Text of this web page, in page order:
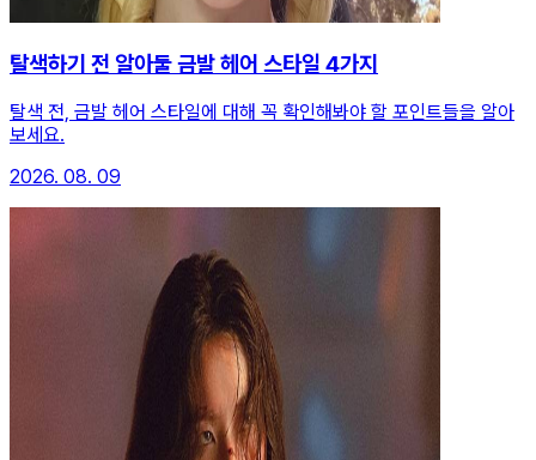
탈색하기 전 알아둘 금발 헤어 스타일 4가지
탈색 전, 금발 헤어 스타일에 대해 꼭 확인해봐야 할 포인트들을 알아
보세요.
2026. 08. 09